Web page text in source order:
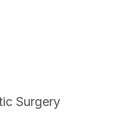
Surgery